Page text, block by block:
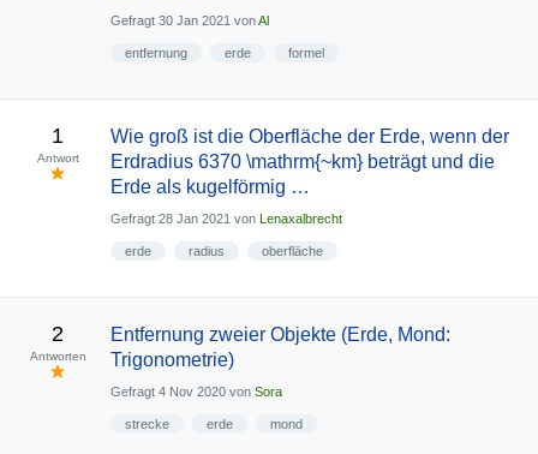
Gefragt 30 Jan 2021 vonAl
entfernung erde formel
1
Antwort
Wie groß ist die Oberfläche der Erde, wenn der
Erdradius 6370 \mathrm{~km} beträgt und die
Erde als kugelförmig …
Gefragt 28 Jan 2021 von Lenaxalbrecht
erde radius oberfläche
2
Antworten
Entfernung zweier Objekte (Erde, Mond:
Trigonometrie)
Gefragt 4 Nov 2020 von Sora
strecke erde mond